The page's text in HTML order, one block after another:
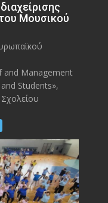
Μουσικού
and Management
Students»,